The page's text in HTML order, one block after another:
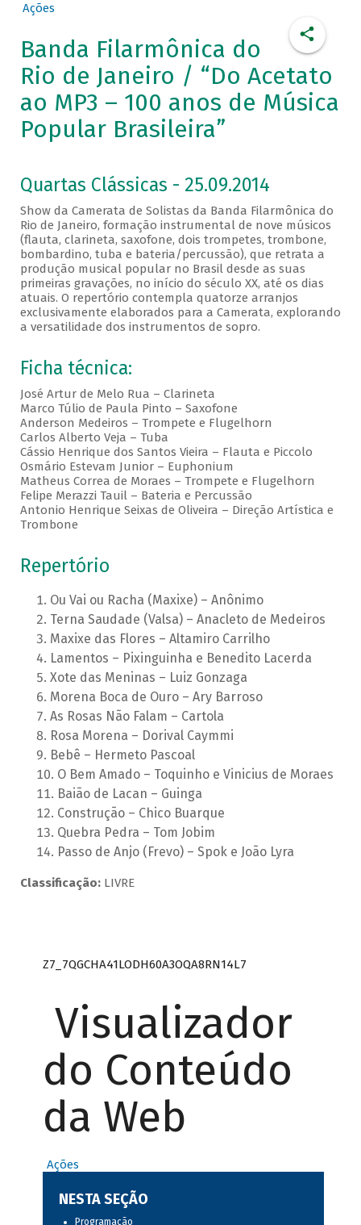
Ações
Banda Filarmônica do
Rio de Janeiro / “Do Acetato
ao MP3 – 100 anos de Música
Popular Brasileira”
Quartas Clássicas - 25.09.2014
Show da Camerata de Solistas da Banda Filarmônica do
Rio de Janeiro, formação instrumental de nove músicos
(flauta, clarineta, saxofone, dois trompetes, trombone,
bombardino, tuba e bateria/percussão), que retrata a
produção musical popular no Brasil desde as suas
primeiras gravações, no início do século XX, até os dias
atuais. O repertório contempla quatorze arranjos
exclusivamente elaborados para a Camerata, explorando
a versatilidade dos instrumentos de sopro.
Ficha técnica:
José Artur de Melo Rua – Clarineta
Marco Túlio de Paula Pinto – Saxofone
Anderson Medeiros – Trompete e Flugelhorn
Carlos Alberto Veja – Tuba
Cássio Henrique dos Santos Vieira – Flauta e Piccolo
Osmário Estevam Junior – Euphonium
Matheus Correa de Moraes – Trompete e Flugelhorn
Felipe Merazzi Tauil – Bateria e Percussão
Antonio Henrique Seixas de Oliveira – Direção Artística e
Trombone
Repertório
Ou Vai ou Racha (Maxixe) – Anônimo
Terna Saudade (Valsa) – Anacleto de Medeiros
Maxixe das Flores – Altamiro Carrilho
Lamentos – Pixinguinha e Benedito Lacerda
Xote das Meninas – Luiz Gonzaga
Morena Boca de Ouro – Ary Barroso
As Rosas Não Falam – Cartola
Rosa Morena – Dorival Caymmi
Bebê – Hermeto Pascoal
O Bem Amado – Toquinho e Vinicius de Moraes
Baião de Lacan – Guinga
Construção – Chico Buarque
Quebra Pedra – Tom Jobim
Passo de Anjo (Frevo) – Spok e João Lyra
Classificação:LIVRE
Z7_7QGCHA41LODH60A3OQA8RN14L7
Visualizador
do Conteúdo
da Web
Ações
NESTA SEÇÃO
Programação